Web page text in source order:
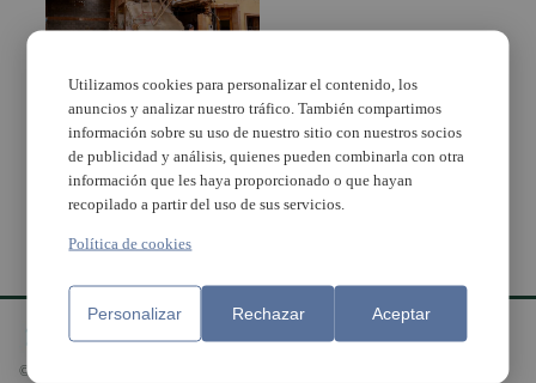
Picanya, 19 días
después de la riada
© El Meridiano L'Horta 2026 - Valencia - España
Utilizamos cookies para personalizar el contenido, los
anuncios y analizar nuestro tráfico. También compartimos
información sobre su uso de nuestro sitio con nuestros socios
de publicidad y análisis, quienes pueden combinarla con otra
información que les haya proporcionado o que hayan
recopilado a partir del uso de sus servicios.
Política de cookies
Personalizar Rechazar Aceptar